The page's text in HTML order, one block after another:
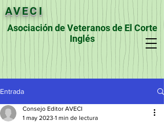
AVECI
Asociación de Veteranos de El Corte
Inglés
Entrada
Consejo Editor AVECI
1 may 2023 1 min de lectura